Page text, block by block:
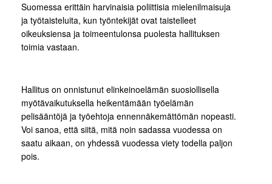
Suomessa erittäin harvinaisia poliittisia mielenilmaisuja
ja työtaisteluita, kun työntekijät ovat taistelleet
oikeuksiensa ja toimeentulonsa puolesta hallituksen
toimia vastaan.
Hallitus on onnistunut elinkeinoelämän suosiollisella
myötävaikutuksella heikentämään työelämän
pelisääntöjä ja työehtoja ennennäkemättömän nopeasti.
Voi sanoa, että siitä, mitä noin sadassa vuodessa on
saatu aikaan, on yhdessä vuodessa viety todella paljon
pois.